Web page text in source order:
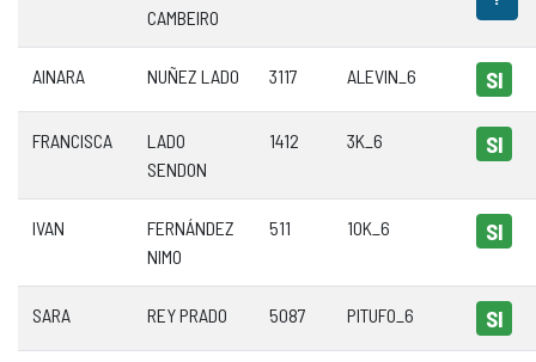
CAMBEIRO
AINARA NUÑEZ LADO 3117 ALEVIN_6 SI
FRANCISCA
LADO
SENDON
1412 3K_6 SI
IVAN
FERNÁNDEZ
NIMO
511 10K_6 SI
SARA REY PRADO 5087 PITUFO_6 SI